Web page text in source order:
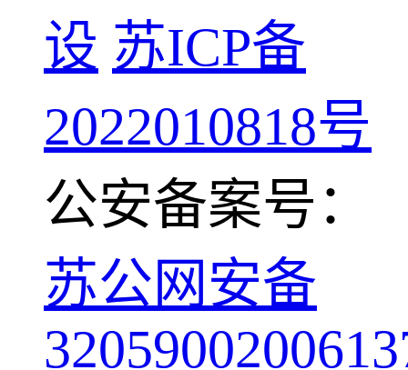
设 苏ICP备
2022010818号
公安备案号：
苏公网安备